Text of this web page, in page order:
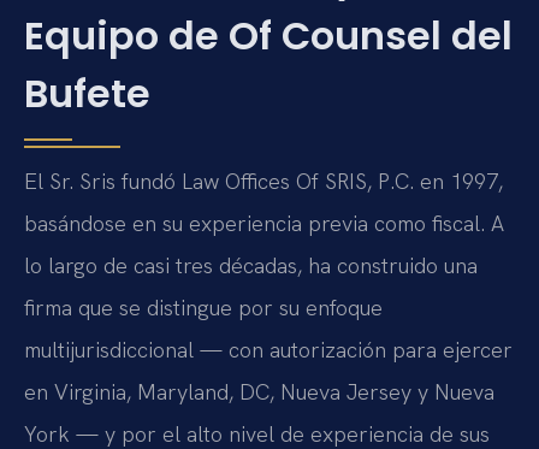
Equipo de Of Counsel del
Bufete
El Sr. Sris fundó Law Offices Of SRIS, P.C. en 1997,
basándose en su experiencia previa como fiscal. A
lo largo de casi tres décadas, ha construido una
firma que se distingue por su enfoque
multijurisdiccional — con autorización para ejercer
en Virginia, Maryland, DC, Nueva Jersey y Nueva
York — y por el alto nivel de experiencia de sus